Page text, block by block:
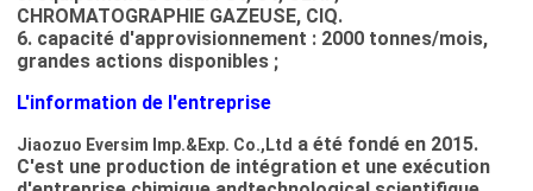
CHROMATOGRAPHIE GAZEUSE, CIQ.
6. capacité d'approvisionnement : 2000 tonnes/mois,
grandes actions disponibles ;
L'information de l'entreprise
Jiaozuo Eversim Imp.&Exp. Co.,Ltd a été fondé en 2015.
C'est une production de intégration et une exécution